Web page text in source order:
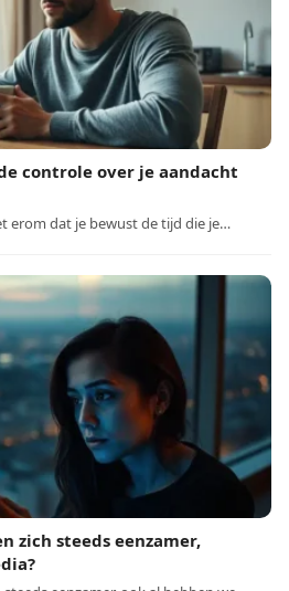
controle over je aandacht
erom dat je bewust de tijd die je…
zich steeds eenzamer,